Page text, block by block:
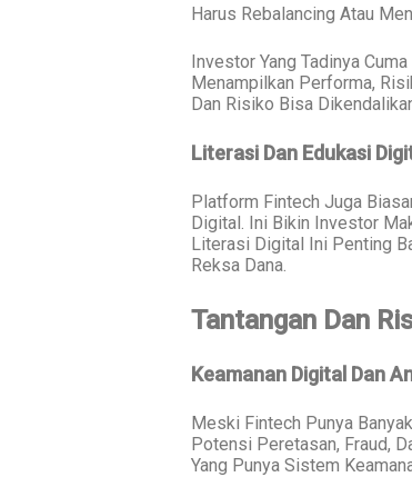
Harus Rebalancing Atau
Investor Yang Tadinya
Menampilkan Performa,
Dan Risiko Bisa
Literasi Dan Edukasi
Platform Fintech Juga
Digital. Ini Bikin Investor
Literasi Digital Ini Penting
Reksa Dana.
Tantangan Dan
Keamanan Digital Dan
Meski Fintech Punya
Potensi Peretasan, Fraud,
Yang Punya Sistem